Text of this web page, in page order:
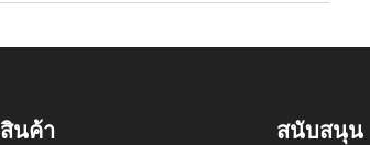
สินค้า สนับสนุน